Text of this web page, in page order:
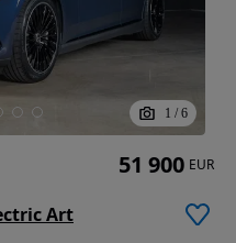
1 / 6
Art
51 900 EUR